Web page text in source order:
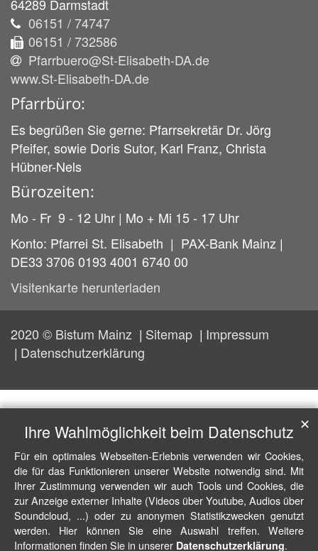
64289 Darmstadt
06151 / 74747
06151 / 732586
Pfarrbuero@St-Elisabeth-DA.de
www.St-Elisabeth-DA.de
Pfarrbüro:
Es begrüßen Sie gerne: Pfarrsekretär Dr. Jörg
Pfeifer, sowie Doris Sutor, Karl Franz, Christa
Hübner-Nels
Bürozeiten:
Mo - Fr 9 - 12 Uhr | Mo + Mi 15 - 17 Uhr
Konto: Pfarrei St. Elisabeth | PAX-Bank Mainz |
DE33 3706 0193 4001 6740 00
Visitenkarte herunterladen
2020 © Bistum Mainz Sitemap
Impressum
Datenschutzerklärung
Ihre Wahlmöglichkeit beim Datenschutz
Für ein optimales Webseiten-Erlebnis verwenden wir Cookies,
die für das Funktionieren unserer Website notwendig sind. Mit
Ihrer Zustimmung verwenden wir auch Tools und Cookies, die
zur Anzeige externer Inhalte (Videos über Youtube, Audios über
Soundcloud, ...) oder zu anonymen Statistikzwecken genutzt
werden. Hier können Sie eine Auswahl treffen. Weitere
Informationen finden Sie in unserer Datenschutzerklärung.
✕